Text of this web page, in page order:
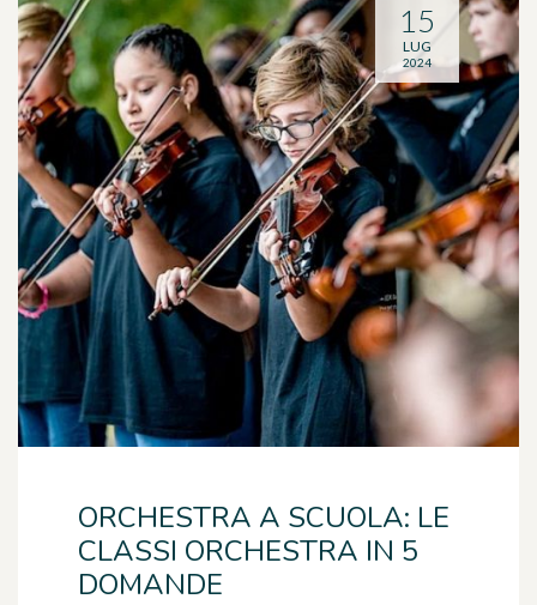
ORCHESTRA A SCUOLA: LE
CLASSI ORCHESTRA IN 5
DOMANDE
15
LUG
2024